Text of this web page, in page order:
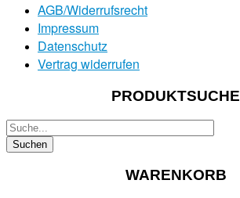
AGB/Widerrufsrecht
Impressum
Datenschutz
Vertrag widerrufen
PRODUKTSUCHE
WARENKORB